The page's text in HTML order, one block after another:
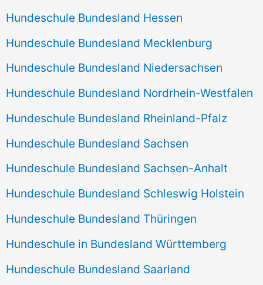
Hundeschule Bundesland Hessen
Hundeschule Bundesland Mecklenburg
Hundeschule Bundesland Niedersachsen
Hundeschule Bundesland Nordrhein-Westfalen
Hundeschule Bundesland Rheinland-Pfalz
Hundeschule Bundesland Sachsen
Hundeschule Bundesland Sachsen-Anhalt
Hundeschule Bundesland Schleswig Holstein
Hundeschule Bundesland Thüringen
Hundeschule in Bundesland Württemberg
Hundeschule Bundesland Saarland